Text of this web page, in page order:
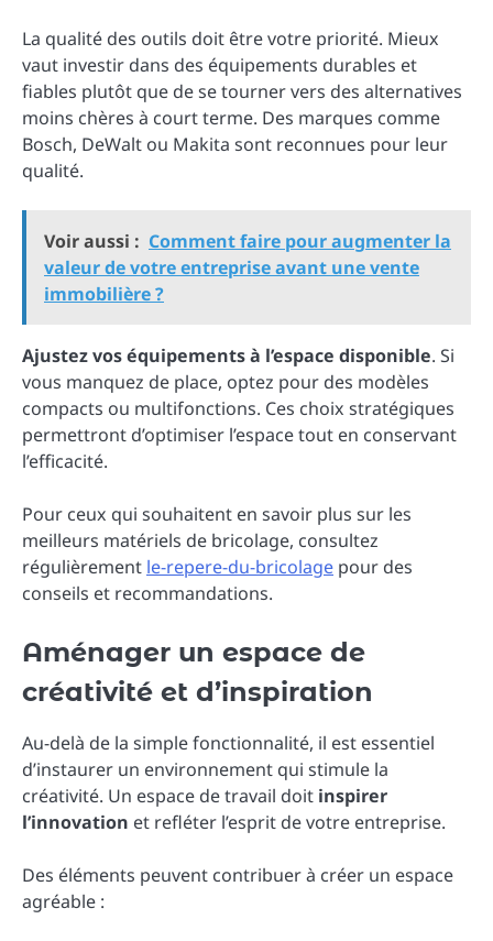
La qualité des outils doit être votre priorité. Mieux
vaut investir dans des équipements durables et
fiables plutôt que de se tourner vers des alternatives
moins chères à court terme. Des marques comme
Bosch, DeWalt ou Makita sont reconnues pour leur
qualité.
Voir aussi : Comment faire pour augmenter la
valeur de votre entreprise avant une vente
immobilière ?
Ajustez vos équipements à l’espace disponible. Si
vous manquez de place, optez pour des modèles
compacts ou multifonctions. Ces choix stratégiques
permettront d’optimiser l’espace tout en conservant
l’efficacité.
Pour ceux qui souhaitent en savoir plus sur les
meilleurs matériels de bricolage, consultez
régulièrement le-repere-du-bricolage pour des
conseils et recommandations.
Aménager un espace de
créativité et d’inspiration
Au-delà de la simple fonctionnalité, il est essentiel
d’instaurer un environnement qui stimule la
créativité. Un espace de travail doit inspirer
l’innovation et refléter l’esprit de votre entreprise.
Des éléments peuvent contribuer à créer un espace
agréable :